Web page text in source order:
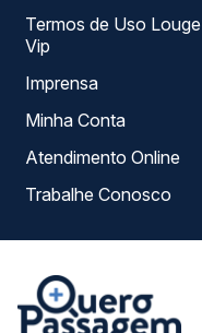
Termos de Uso Louge
Vip
Imprensa
Minha Conta
Atendimento Online
Trabalhe Conosco